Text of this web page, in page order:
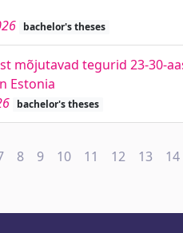
bachelor's theses
mõjutavad tegurid 23-30-
Estonia
bachelor's theses
8 9 10 11 12 13 14